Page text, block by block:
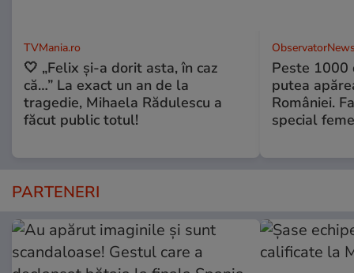
TVMania.ro
🤍 „Felix și-a dorit asta, în caz
că…” La exact un an de la
tragedie, Mihaela Rădulescu a
făcut public totul!
Peste 1000
putea
României.
special
PARTENERI